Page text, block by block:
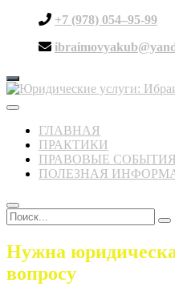
+7 (978) 054–95-99
Toggle
navigation
ГЛАВНАЯ
ПРАКТИКИ
ПРАВОВЫЕ СОБЫТИЯ
ПОЛЕЗНАЯ
Нужна
вопросу